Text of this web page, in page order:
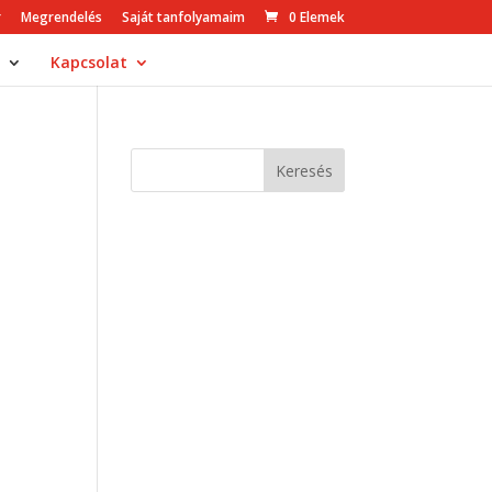
Megrendelés Saját tanfolyamaim 0 Elemek
Kapcsolat